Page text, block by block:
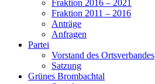
Fraktion 2016 – 2021
Fraktion 2011 – 2016
Anträge
Anfragen
Partei
Vorstand des Ortsverbandes
Satzung
Grünes Brombachtal